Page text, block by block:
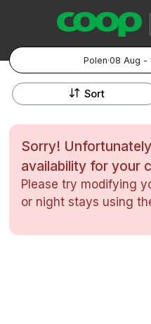
Polen·08 Aug -
Popular Destinations:
Stockholm
Göteborg
Sort
+
−
Sorry!
availability for your
Please try modifying
or night stays using
Kontakta oss
Gift Vouchers